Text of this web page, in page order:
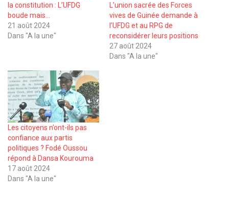
la constitution : L’UFDG
boude mais…
21 août 2024
Dans "A la une"
L’union sacrée des Forces
vives de Guinée demande à
l’UFDG et au RPG de
reconsidérer leurs positions
27 août 2024
Dans "A la une"
Les citoyens n’ont-ils pas
confiance aux partis
politiques ? Fodé Oussou
répond à Dansa Kourouma
17 août 2024
Dans "A la une"